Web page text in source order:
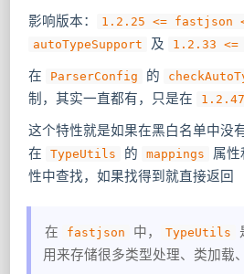
影响版本： 1.2.25 <= fastjson
autoTypeSupport ​ 及 1.2.33
在 ParserConfig ​ 的
制，其实一直都有，只是在
1.2.47
这个特性就是如果在黑白名单中没
在
TypeUtils ​ 的 mappings 属性
性中查找，如果找得到就直接返回
在 fastjson ​ 中， TypeUtils
用来存储很多类型处理、类加载